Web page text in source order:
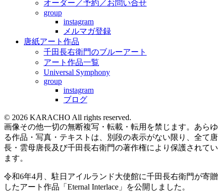
オーダー／予約／お問い合せ
group
instagram
メルマガ登録
唐紙アート作品
千田長右衛門のブルーアート
アート作品一覧
Universal Symphony
group
instagram
ブログ
© 2026 KARACHO All rights reserved.
画像その他一切の無断複写・転載・転用を禁じます。あらゆ
る作品・写真・テキストは、別段の表示がない限り、全て唐
長・雲母唐長及び千田長右衛門の著作権により保護されてい
ます。
令和6年4月、駐日アイルランド大使館に千田長右衛門が寄贈
したアート作品「Eternal Interlace」を公開しました。